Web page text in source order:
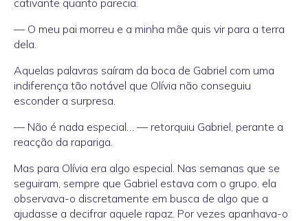
cativante quanto parecia.
— O meu pai morreu e a minha mãe quis vir para a terra
dela.
Aquelas palavras saíram da boca de Gabriel com uma
indiferença tão notável que Olívia não conseguiu
esconder a surpresa.
— Não é nada especial… — retorquiu Gabriel, perante a
reacção da rapariga.
Mas para Olívia era algo especial. Nas semanas que se
seguiram, sempre que Gabriel estava com o grupo, ela
observava-o discretamente em busca de algo que a
ajudasse a decifrar aquele rapaz. Por vezes apanhava-o